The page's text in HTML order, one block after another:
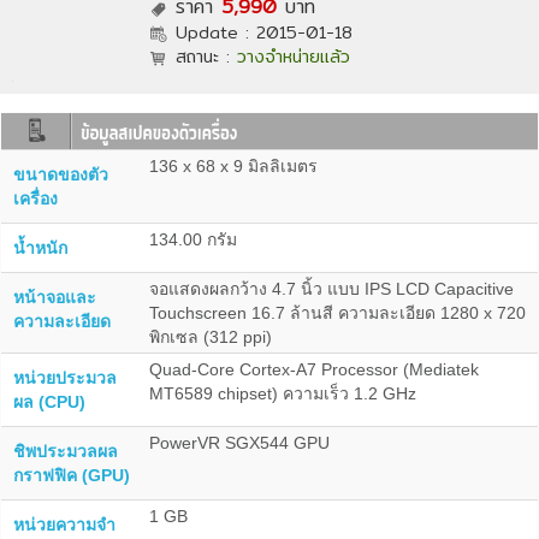
ราคา 5,990 บาท
Update : 2015-01-18
สถานะ : วางจำหน่ายแล้ว
ขนาดของตัว
เครื่อง
136 x 68 x 9 มิลลิเมตร
น้ำหนัก 134.00 กรัม
หน้าจอและ
ความละเอียด
จอแสดงผลกว้าง 4.7 นิ้ว แบบ IPS LCD Capacitive
Touchscreen 16.7 ล้านสี ความละเอียด 1280 x 720
พิกเซล (312 ppi)
หน่วยประมวล
ผล (CPU)
Quad-Core Cortex-A7 Processor (Mediatek
MT6589 chipset) ความเร็ว 1.2 GHz
ชิพประมวลผล
กราฟฟิค (GPU)
PowerVR SGX544 GPU
หน่วยความจำ 1 GB